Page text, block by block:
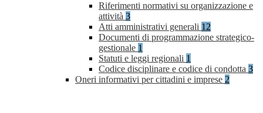
Riferimenti normativi su organizzazione e
attività 3
Atti amministrativi generali 12
Documenti di programmazione strategico-
gestionale 1
Statuti e leggi regionali 1
Codice disciplinare e codice di condotta 3
Oneri informativi per cittadini e imprese 2